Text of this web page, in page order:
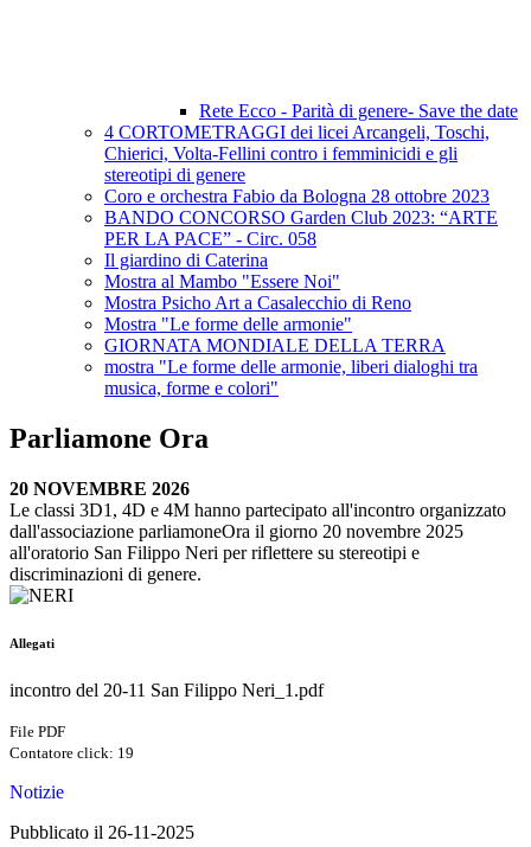
Rete Ecco - Parità di genere- Save the date
4 CORTOMETRAGGI dei licei Arcangeli, Toschi,
Chierici, Volta-Fellini contro i femminicidi e gli
stereotipi di genere
Coro e orchestra Fabio da Bologna 28 ottobre 2023
BANDO CONCORSO Garden Club 2023: “ARTE
PER LA PACE” - Circ. 058
Il giardino di Caterina
Mostra al Mambo "Essere Noi"
Mostra Psicho Art a Casalecchio di Reno
Mostra "Le forme delle armonie"
GIORNATA MONDIALE DELLA TERRA
mostra "Le forme delle armonie, liberi dialoghi tra
musica, forme e colori"
Parliamone Ora
20 NOVEMBRE 2026
Le classi 3D1, 4D e 4M hanno partecipato all'incontro organizzato
dall'associazione parliamoneOra il giorno 20 novembre 2025
all'oratorio San Filippo Neri per riflettere su stereotipi e
discriminazioni di genere.
Allegati
incontro del 20-11 San Filippo Neri_1.pdf
File PDF
Contatore click: 19
Notizie
Pubblicato il 26-11-2025